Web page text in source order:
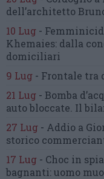
dell’architetto
10 Lug -
Khemaies: dalla
domiciliari
9 Lug - Frontale tra
21 Lug - Bomba
auto bloccate. Il
27 Lug - Addio a
storico
17 Lug - Choc in
bagnanti:uomo